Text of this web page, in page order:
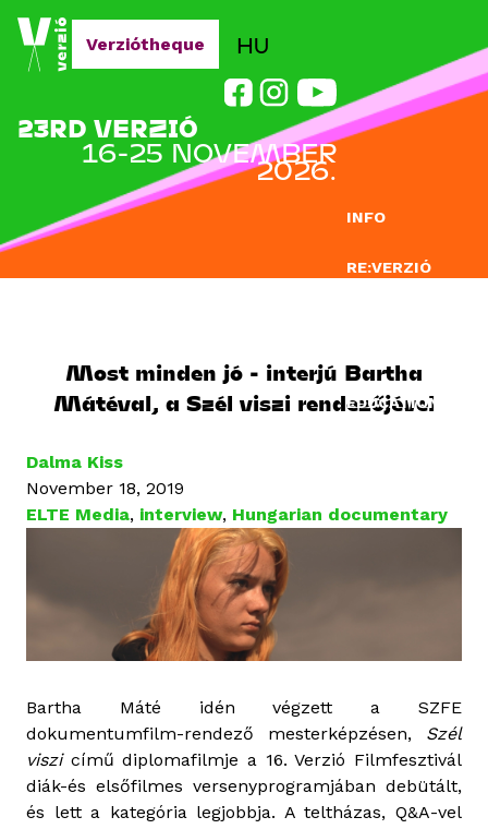
Jump to navigation
INFO
RE:VERZIÓ
EDUCATION
HU
23RD VERZIÓ
16-25 NOVEMBER
2026.
Verziótheque
Most minden jó - interjú Bartha
Mátéval, a Szél viszi rendezőjével
Dalma Kiss
November 18, 2019
ELTE Media, interview, Hungarian documentary
Bartha Máté idén végzett a SZFE
dokumentumfilm-rendező mesterképzésen, Szél
viszicímű diplomafilmje a 16. Verzió Filmfesztivál
diák-és elsőfilmes versenyprogramjában debütált,
és lett a kategória legjobbja. A teltházas, Q&A-vel